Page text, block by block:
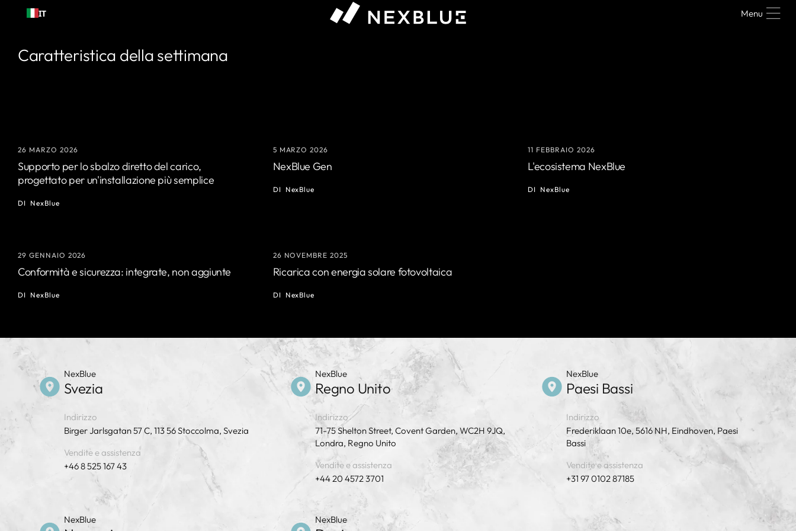
Passa al
IT Menu
Caratteristica della settimana
26 MARZO 2026
Supporto per lo sbalzo diretto del carico,
progettato per un'installazione più semplice
DI NexBlue
5 MARZO 2026
NexBlue Gen
DI NexBlue
11 FEBBRAIO 2026
L'ecosistema NexBlue
DI NexBlue
29 GENNAIO 2026
Conformità e sicurezza: integrate, non aggiunte
DI NexBlue
26 NOVEMBRE 2025
Ricarica con energia solare fotovoltaica
DI NexBlue
NexBlue
Svezia
Indirizzo
Birger Jarlsgatan 57 C, 113 56 Stoccolma, Svezia
Vendite e assistenza
+46 8 525 167 43
NexBlue
Regno Unito
Indirizzo
71-75 Shelton Street, Covent Garden, WC2H 9JQ,
Londra, Regno Unito
Vendite e assistenza
+44 20 4572 3701
NexBlue
Paesi Bassi
Indirizzo
Frederiklaan 10e, 5616 NH, Eindhoven, Paesi
Bassi
Vendite e assistenza
+31 97 0102 87185
NexBlue NexBlue